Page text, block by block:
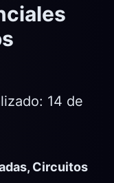
14 de
Circuitos